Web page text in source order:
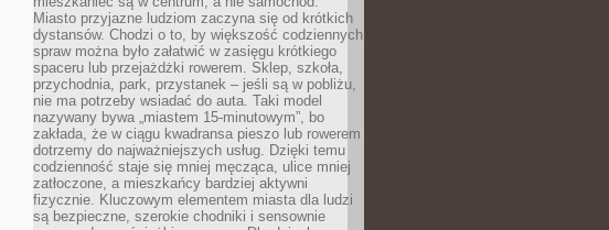
Miasto przyjazne ludziom zaczyna się od krótkich
dystansów. Chodzi o to, by większość codziennych
spraw można było załatwić w zasięgu krótkiego
spaceru lub przejażdżki rowerem. Sklep, szkoła,
przychodnia, park, przystanek – jeśli są w pobliżu,
nie ma potrzeby wsiadać do auta. Taki model
nazywany bywa „miastem 15-minutowym”, bo
zakłada, że w ciągu kwadransa pieszo lub rowerem
dotrzemy do najważniejszych usług. Dzięki temu
codzienność staje się mniej męcząca, ulice mniej
zatłoczone, a mieszkańcy bardziej aktywni
fizycznie. Kluczowym elementem miasta dla ludzi
są bezpieczne, szerokie chodniki i sensownie